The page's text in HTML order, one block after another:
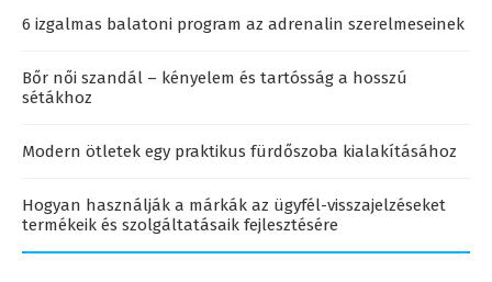
6 izgalmas balatoni program az adrenalin szerelmeseinek
Bőr női szandál – kényelem és tartósság a hosszú
sétákhoz
Modern ötletek egy praktikus fürdőszoba kialakításához
Hogyan használják a márkák az ügyfél-visszajelzéseket
termékeik és szolgáltatásaik fejlesztésére